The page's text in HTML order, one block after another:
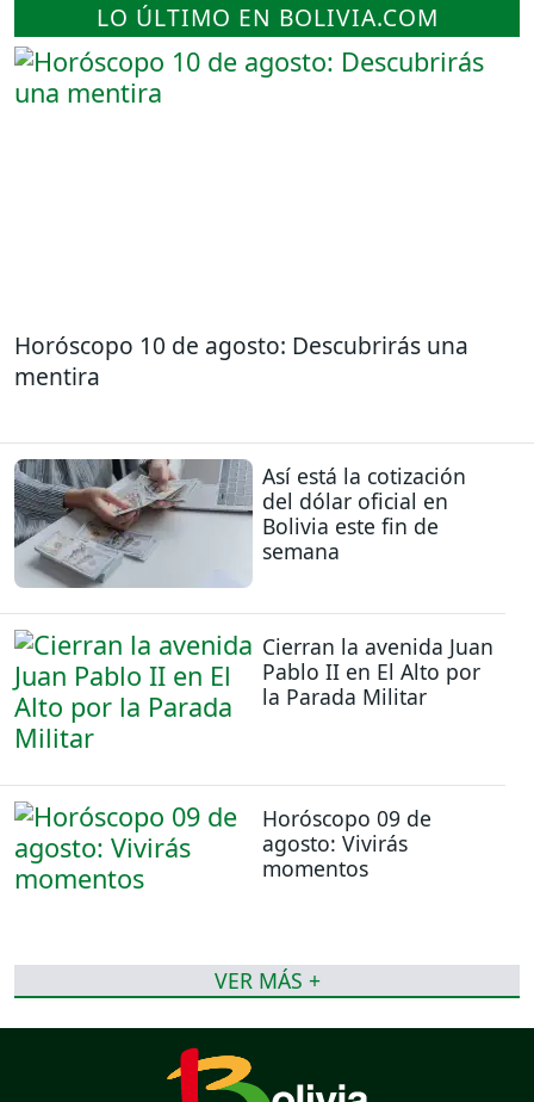
LO ÚLTIMO EN BOLIVIA.COM
Horóscopo 10 de agosto: Descubrirás una
mentira
Así está la cotización
del dólar oficial en
Bolivia este fin de
semana
Cierran la avenida Juan
Pablo II en El Alto por
la Parada Militar
Horóscopo 09 de
agosto: Vivirás
momentos
VER MÁS +